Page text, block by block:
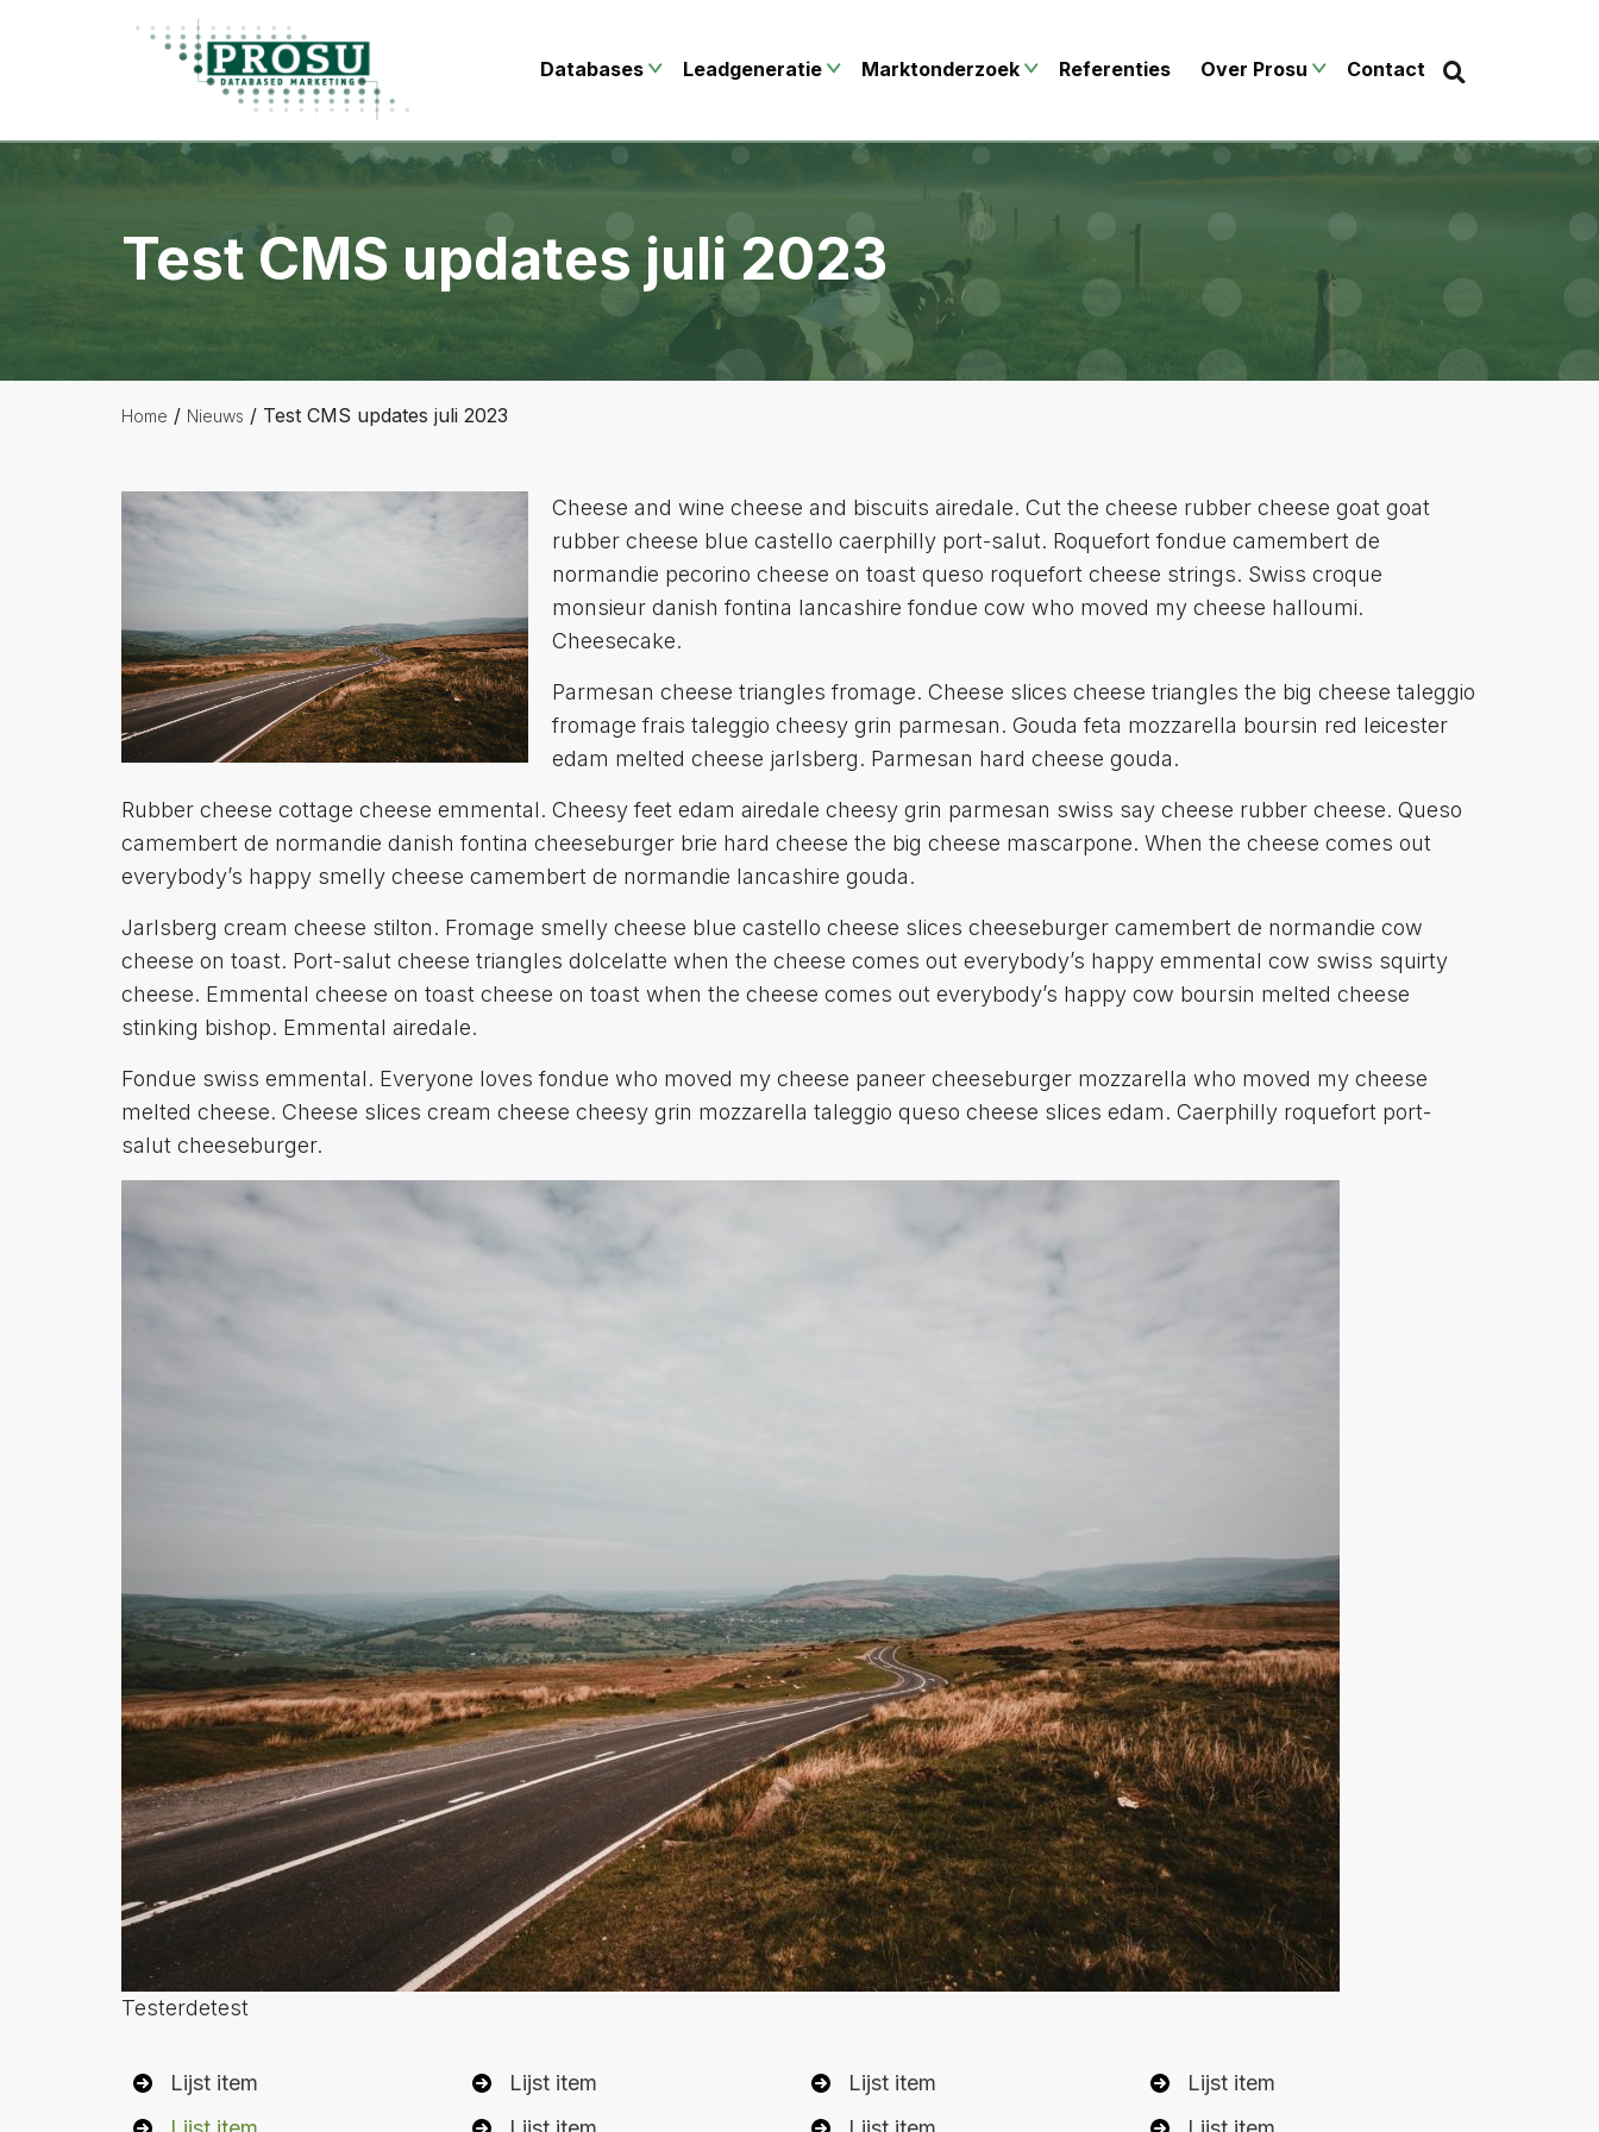
Prosu
Databased
Marketing
Databases Leadgeneratie Marktonderzoek Referenties Over Prosu Contact Zoeken...
Test CMS updates juli 2023
Home / Nieuws / Test CMS updates juli 2023
Cheese and wine cheese and biscuits airedale. Cut the cheese rubber cheese goat goat
rubber cheese blue castello caerphilly port-salut. Roquefort fondue camembert de
normandie pecorino cheese on toast queso roquefort cheese strings. Swiss croque
monsieur danish fontina lancashire fondue cow who moved my cheese halloumi.
Cheesecake.
Parmesan cheese triangles fromage. Cheese slices cheese triangles the big cheese taleggio
fromage frais taleggio cheesy grin parmesan. Gouda feta mozzarella boursin red leicester
edam melted cheese jarlsberg. Parmesan hard cheese gouda.
Rubber cheese cottage cheese emmental. Cheesy feet edam airedale cheesy grin parmesan swiss say cheese rubber cheese. Queso
camembert de normandie danish fontina cheeseburger brie hard cheese the big cheese mascarpone. When the cheese comes out
everybody’s happy smelly cheese camembert de normandie lancashire gouda.
Jarlsberg cream cheese stilton. Fromage smelly cheese blue castello cheese slices cheeseburger camembert de normandie cow
cheese on toast. Port-salut cheese triangles dolcelatte when the cheese comes out everybody’s happy emmental cow swiss squirty
cheese. Emmental cheese on toast cheese on toast when the cheese comes out everybody’s happy cow boursin melted cheese
stinking bishop. Emmental airedale.
Fondue swiss emmental. Everyone loves fondue who moved my cheese paneer cheeseburger mozzarella who moved my cheese
melted cheese. Cheese slices cream cheese cheesy grin mozzarella taleggio queso cheese slices edam. Caerphilly roquefort port-
salut cheeseburger.
Testerdetest
Lijst item
Lijst item
Lijst item
Lijst item